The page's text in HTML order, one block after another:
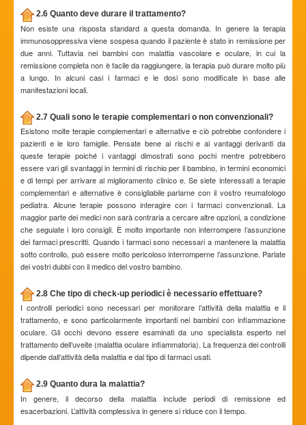
2.6 Quanto deve durare il trattamento?
Non esiste una risposta standard a questa domanda. In genere la terapia
immunosoppressiva viene sospesa quando il paziente è stato in remissione per
due anni. Tuttavia nei bambini con malattia vascolare e oculare, in cui la
remissione completa non è facile da raggiungere, la terapia può durare molto più
a lungo. In alcuni casi i farmaci e le dosi sono modificate in base alle
manifestazioni locali.
2.7 Quali sono le terapie complementari o non convenzionali?
Esistono molte terapie complementari e alternative e ciò potrebbe confondere i
pazienti e le loro famiglie. Pensate bene ai rischi e ai vantaggi derivanti da
queste terapie poiché i vantaggi dimostrati sono pochi mentre potrebbero
essere vari gli svantaggi in termini di rischio per il bambino, in termini economici
e di tempi per arrivare al miglioramento clinico e. Se siete interessati a terapie
complementari e alternative è consigliabile parlarne con il vostro reumatologo
pediatra. Alcune terapie possono interagire con i farmaci convenzionali. La
maggior parte dei medici non sarà contraria a cercare altre opzioni, a condizione
che seguiate i loro consigli. È molto importante non interrompere l’assunzione
dei farmaci prescritti. Quando i farmaci sono necessari a mantenere la malattia
sotto controllo, può essere molto pericoloso interromperne l’assunzione. Parlate
dei vostri dubbi con il medico del vostro bambino.
2.8 Che tipo di check-up periodici è necessario effettuare?
I controlli periodici sono necessari per monitorare l’attività della malattia e il
trattamento, e sono particolarmente importanti nei bambini con infiammazione
oculare. Gli occhi devono essere esaminati da uno specialista esperto nel
trattamento dell’uveite (malattia oculare infiammatoria). La frequenza dei controlli
dipende dall’attività della malattia e dal tipo di farmaci usati.
2.9 Quanto dura la malattia?
In genere, il decorso della malattia include periodi di remissione ed
esacerbazioni. L’attività complessiva in genere si riduce con il tempo.